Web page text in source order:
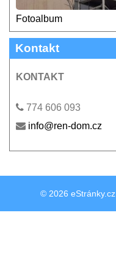
Fotoalbum
Kontakt
KONTAKT
774 606 093
info@ren-dom.cz
© 2026 eStránky.cz